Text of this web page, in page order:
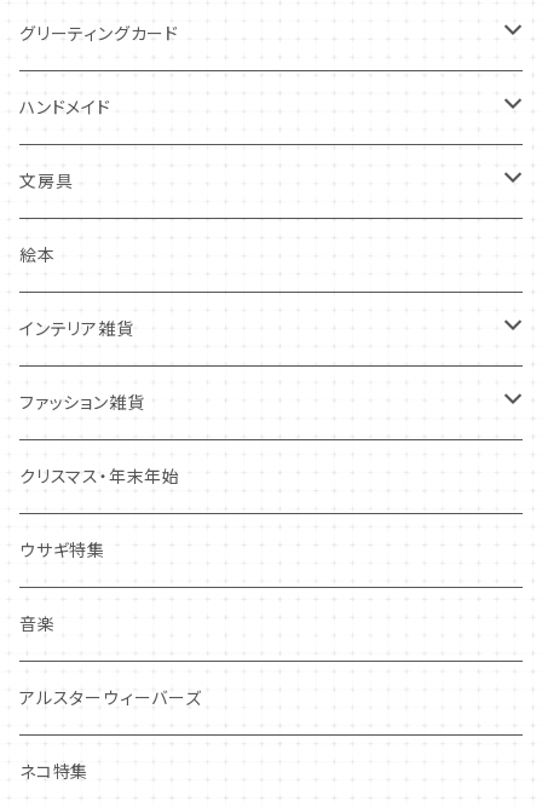
犬
その他
コースター・布製品
食器
その他
グリーティングカード
バースデーカード
多目的カード
クリスマス・冬の季節
ポストカード
ハンドメイド
ニードルフエルト
ワッペン
抜型、シリコンモールド
その他
文房具
ノート・メモ・付箋
レターセット
マステ・ステッカー等
しおり・ブックマーク
その他
絵本
インテリア雑貨
置物
布製品・ドイリー
マグネット
その他
ファッション雑貨
キーホルダー・バッグチャーム
アクセサリー
ポーチ・バッグ
ギフトバッグ・巾着
ハンカチ・手拭い
その他
クリスマス・年末年始
ウサギ特集
音楽
アルスターウィーバーズ
ネコ特集